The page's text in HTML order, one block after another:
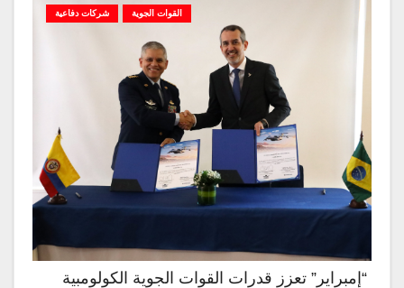
القوات الجوية شركات دفاعية
“إمبراير” تعزز قدرات القوات الجوية الكولومبية